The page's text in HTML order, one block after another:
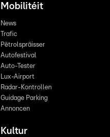
Mobilitéit
News
Trafic
Pëtrolspräisser
Autofestival
Auto-Tester
Lux-Airport
Radar-Kontrollen
Guidage Parking
Annoncen
Kultur